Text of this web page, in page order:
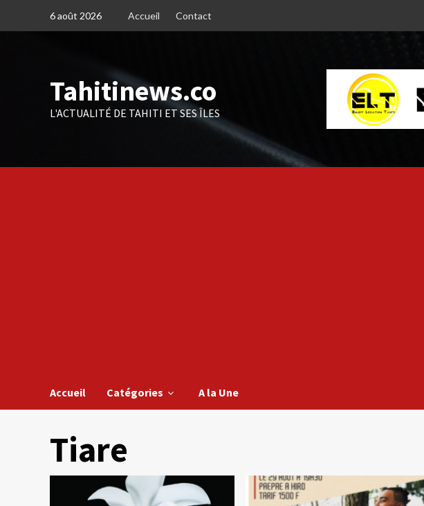
6 août 2026 Accueil Contact
Tahitinews.co
L'ACTUALITÉ DE TAHITI ET SES ÎLES
Accueil Catégories A la Une
Tiare